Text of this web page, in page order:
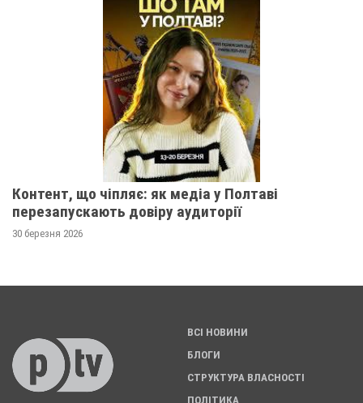
Контент, що чіпляє: як медіа у Полтаві
перезапускають довіру аудиторії
30 березня 2026
ВСІ НОВИНИ
БЛОГИ
СТРУКТУРА ВЛАСНОСТІ
ПОЛІТИКА